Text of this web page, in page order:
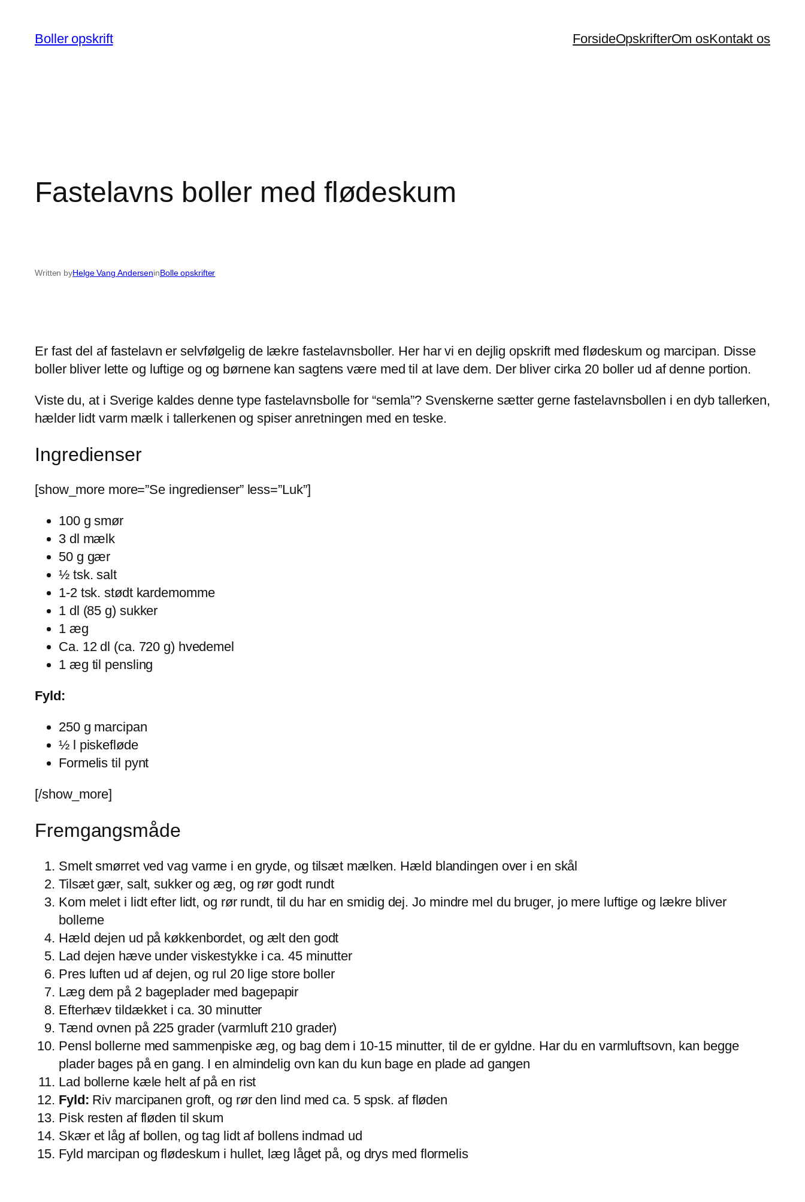
indhold
Boller opskrift ForsideOpskrifterOm osKontakt os
Fastelavns boller med flødeskum
Written byHelge Vang AnderseninBolle opskrifter
Er fast del af fastelavn er selvfølgelig de lækre fastelavnsboller. Her har vi en dejlig opskrift med flødeskum og marcipan. Disse
boller bliver lette og luftige og og børnene kan sagtens være med til at lave dem. Der bliver cirka 20 boller ud af denne portion.
Viste du, at i Sverige kaldes denne type fastelavnsbolle for “semla”? Svenskerne sætter gerne fastelavnsbollen i en dyb tallerken,
hælder lidt varm mælk i tallerkenen og spiser anretningen med en teske.
Ingredienser
[show_more more=”Se ingredienser” less=”Luk”]
100 g smør
3 dl mælk
50 g gær
½ tsk. salt
1-2 tsk. stødt kardemomme
1 dl (85 g) sukker
1 æg
Ca. 12 dl (ca. 720 g) hvedemel
1 æg til pensling
Fyld:
250 g marcipan
½ l piskefløde
Formelis til pynt
[/show_more]
Fremgangsmåde
Smelt smørret ved vag varme i en gryde, og tilsæt mælken. Hæld blandingen over i en skål
Tilsæt gær, salt, sukker og æg, og rør godt rundt
Kom melet i lidt efter lidt, og rør rundt, til du har en smidig dej. Jo mindre mel du bruger, jo mere luftige og lækre bliver
bollerne
Hæld dejen ud på køkkenbordet, og ælt den godt
Lad dejen hæve under viskestykke i ca. 45 minutter
Pres luften ud af dejen, og rul 20 lige store boller
Læg dem på 2 bageplader med bagepapir
Efterhæv tildækket i ca. 30 minutter
Tænd ovnen på 225 grader (varmluft 210 grader)
Pensl bollerne med sammenpiske æg, og bag dem i 10-15 minutter, til de er gyldne. Har du en varmluftsovn, kan begge
plader bages på en gang. I en almindelig ovn kan du kun bage en plade ad gangen
Lad bollerne kæle helt af på en rist
Fyld: Riv marcipanen groft, og rør den lind med ca. 5 spsk. af fløden
Pisk resten af fløden til skum
Skær et låg af bollen, og tag lidt af bollens indmad ud
Fyld marcipan og flødeskum i hullet, læg låget på, og drys med flormelis